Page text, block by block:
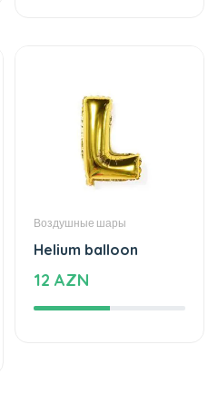
Воздушные шары
Helium balloon
12 AZN